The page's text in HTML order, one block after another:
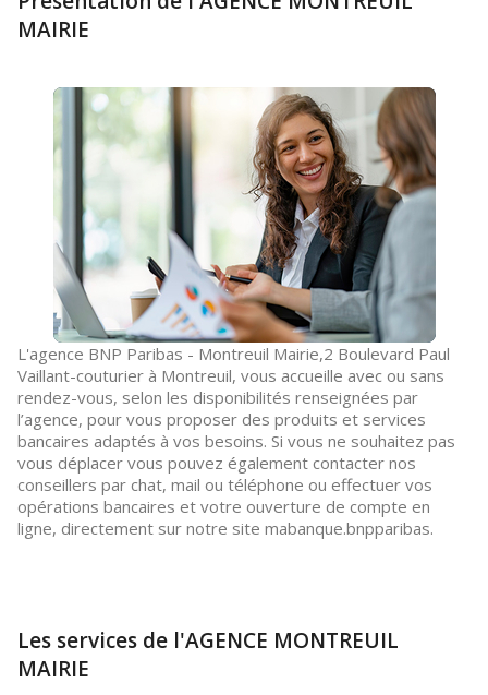
MAIRIE
L'agence BNP Paribas - Montreuil Mairie,2 Boulevard Paul
Vaillant-couturier à Montreuil, vous accueille avec ou sans
rendez-vous, selon les disponibilités renseignées par
l’agence, pour vous proposer des produits et services
bancaires adaptés à vos besoins. Si vous ne souhaitez pas
vous déplacer vous pouvez également contacter nos
conseillers par chat, mail ou téléphone ou effectuer vos
opérations bancaires et votre ouverture de compte en
ligne, directement sur notre site mabanque.bnpparibas.
Les services de l'AGENCE MONTREUIL
MAIRIE